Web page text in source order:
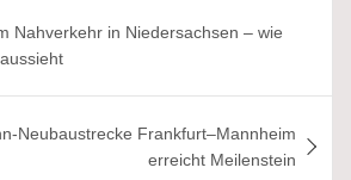
Nahverkehr in Niedersachsen – wie
Neubaustrecke Frankfurt–Mannheim
erreicht Meilenstein